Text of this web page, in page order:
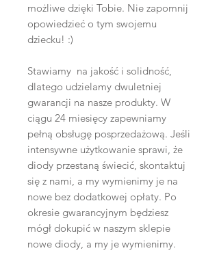
możliwe dzięki Tobie. Nie zapomnij
opowiedzieć o tym swojemu
dziecku! :)
Stawiamy na jakość i solidność,
dlatego udzielamy dwuletniej
gwarancji na nasze produkty. W
ciągu 24 miesięcy zapewniamy
pełną obsługę posprzedażową. Jeśli
intensywne użytkowanie sprawi, że
diody przestaną świecić, skontaktuj
się z nami, a my wymienimy je na
nowe bez dodatkowej opłaty. Po
okresie gwarancyjnym będziesz
mógł dokupić w naszym sklepie
nowe diody, a my je wymienimy.